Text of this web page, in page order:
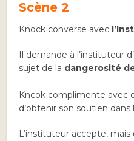
Scène 2
Knock converse avec
Il demande à l’instituteur d’
sujet de la dangerosité
Kncok complimente avec
d’obtenir son soutien
L’instituteur accepte,